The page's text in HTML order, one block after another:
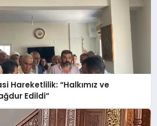
Hareketlilik: “Halkımız ve
Edildi”